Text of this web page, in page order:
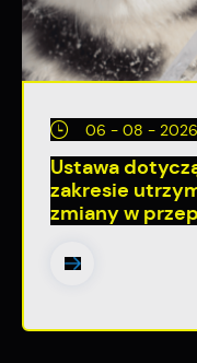
06 - 08 - 2026
Ustawa
zakresie
zmiany w